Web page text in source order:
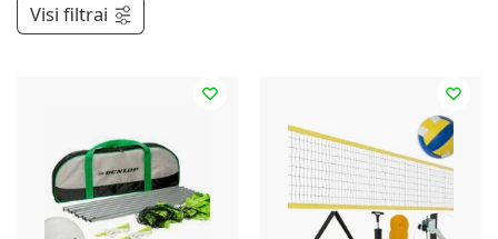
Visi filtrai